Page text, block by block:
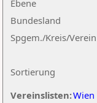
Ebene
Sortierung
Bundesland
Spgem./Kreis/Verein
Vereinslisten:Wien